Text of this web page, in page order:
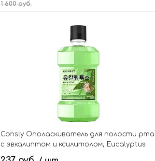
1 600 руб.
В корзину
Consly Ополаскиватель для полости рта
с эвкалиптом и ксилитолом, Eucalyptus
Xylitol Mouthwash